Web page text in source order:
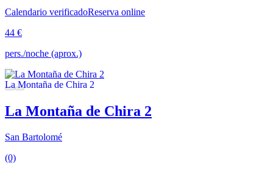
Calendario verificadoReserva online
44 €
pers./noche (aprox.)
La Montaña de Chira 2
San Bartolomé
(0)